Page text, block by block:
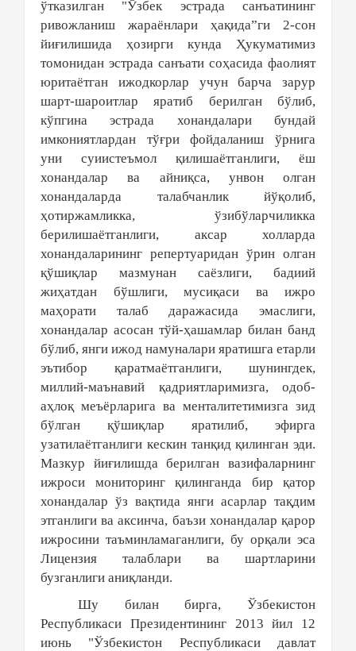
ўтказилган "Ўзбек эстрада санъатининг
ривожланиш жараёнлари ҳақида”ги 2-сон
йиғилишида ҳозирги кунда Ҳукуматимиз
томонидан эстрада санъати соҳасида фаолият
юритаётган ижодкорлар учун барча зарур
шарт-шароитлар яратиб берилган бўлиб,
кўпгина эстрада хонандалари бундай
имкониятлардан тўғри фойдаланиш ўрнига
уни суиистеъмол қилишаётганлиги, ёш
хонандалар ва айниқса, унвон олган
хонандаларда талабчанлик йўқолиб,
ҳотиржамликка, ўзибўларчиликка
берилишаётганлиги, аксар холларда
хонандаларининг репертуаридан ўрин олган
қўшиқлар мазмунан саёзлиги, бадиий
жиҳатдан бўшлиги, мусиқаси ва ижро
маҳорати талаб даражасида эмаслиги,
хонандалар асосан тўй-ҳашамлар билан банд
бўлиб, янги ижод намуналари яратишга етарли
эътибор қаратмаётганлиги, шунингдек,
миллий-маънавий қадриятларимизга, одоб-
аҳлоқ меъёрларига ва менталитетимизга зид
бўлган қўшиқлар яратилиб, эфирга
узатилаётганлиги кескин танқид қилинган эди.
Мазкур йиғилишда берилган вазифаларнинг
ижроси мониторинг қилинганда бир қатор
хонандалар ўз вақтида янги асарлар тақдим
этганлиги ва аксинча, баъзи хонандалар қарор
ижросини таъминламаганлиги, бу орқали эса
Лицензия талаблари ва шартларини
бузганлиги аниқланди.
Шу билан бирга, Ўзбекистон
Республикаси Президентининг 2013 йил 12
июнь "Ўзбекистон Республикаси давлат